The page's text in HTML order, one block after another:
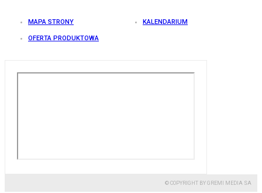
MAPA STRONY KALENDARIUM
OFERTA PRODUKTOWA
© COPYRIGHT BY GREMI MEDIA SA